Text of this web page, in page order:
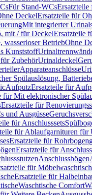
Für Stand-WCsErsatzteile
DeckelErsatzteile für
Mit integrierter
mit / für DeckelErsatzteile
wasserloser BetriebOhne
Kunststoff
ZubehörUrinaldeckel
Apparateanschlüsse
Spülauslösung,
AufputzErsatzteile für
für Mit elektronischer
Ersatzteile für
und Ausgüsse
für Anschlusssets
für Ablaufgarnituren für
Ersatzteile für
Ersatzteile für
Anschlussbögen
für
Ersatzteile für
Waschtische Comfort